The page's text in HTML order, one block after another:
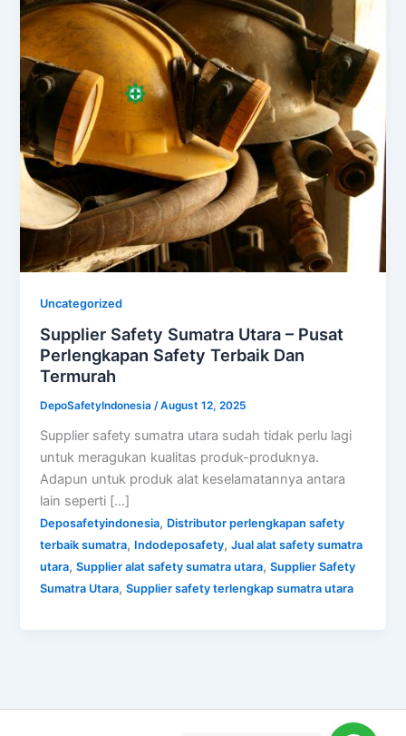
Uncategorized
Supplier Safety Sumatra Utara – Pusat
Perlengkapan Safety Terbaik Dan
Termurah
DepoSafetyIndonesia/August 12, 2025
Supplier safety sumatra utara sudah tidak perlu lagi
untuk meragukan kualitas produk-produknya.
Adapun untuk produk alat keselamatannya antara
lain seperti […]
Deposafetyindonesia, Distributor perlengkapan safety
terbaik sumatra, Indodeposafety,Jual alat safety sumatra
utara,Supplier alat safety sumatra utara,Supplier Safety
Sumatra Utara,Supplier safety terlengkap sumatra utara